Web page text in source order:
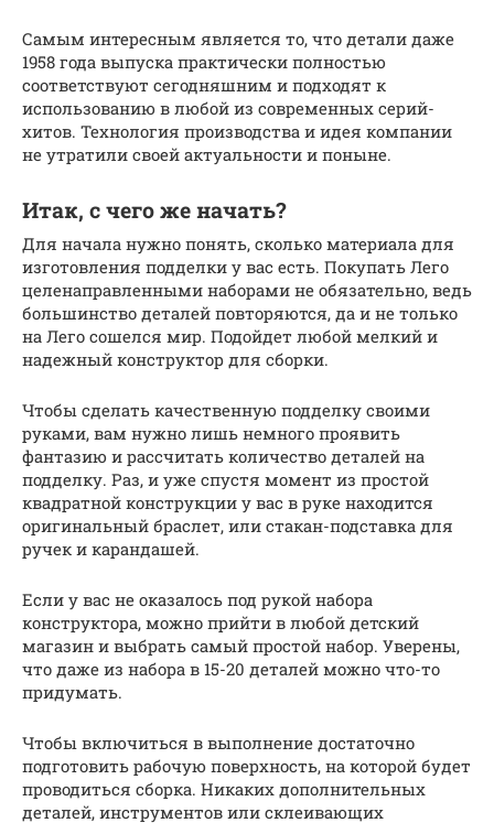
Самым интересным является то, что детали даже
1958 года выпуска практически полностью
соответствуют сегодняшним и подходят к
использованию в любой из современных серий-
хитов. Технология производства и идея компании
не утратили своей актуальности и поныне.
Итак, с чего же начать?
Для начала нужно понять, сколько материала для
изготовления подделки у вас есть. Покупать Лего
целенаправленными наборами не обязательно, ведь
большинство деталей повторяются, да и не только
на Лего сошелся мир. Подойдет любой мелкий и
надежный конструктор для сборки.
Чтобы сделать качественную подделку своими
руками, вам нужно лишь немного проявить
фантазию и рассчитать количество деталей на
подделку. Раз, и уже спустя момент из простой
квадратной конструкции у вас в руке находится
оригинальный браслет, или стакан-подставка для
ручек и карандашей.
Если у вас не оказалось под рукой набора
конструктора, можно прийти в любой детский
магазин и выбрать самый простой набор. Уверены,
что даже из набора в 15-20 деталей можно что-то
придумать.
Чтобы включиться в выполнение достаточно
подготовить рабочую поверхность, на которой будет
проводиться сборка. Никаких дополнительных
деталей, инструментов или склеивающих